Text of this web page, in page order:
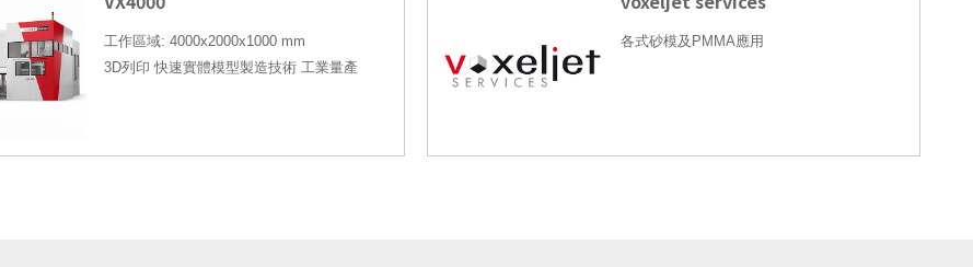
工作區域: 4000x2000x1000 mm
3D列印 快速實體模型製造技術 工業量產
各式砂模及 PMMA應用